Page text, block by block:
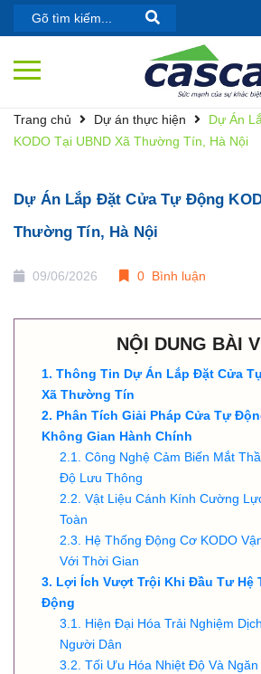
Trang chủ Dự án thực hiện
Dự Án
KODO Tại UBND Xã Thường Tín, Hà Nội
Dự Án Lắp Đặt Cửa Tự Động
Thường Tín, Hà Nội
09/06/2026 0 Bình luận
NỘI DUNG BÀI
Thông Tin Dự Án Lắp Đặt Cửa
Xã Thường Tín
Phân Tích Giải Pháp Cửa Tự
Không Gian Hành Chính
Công Nghệ Cảm Biến Mắt
Độ Lưu Thông
Vật Liệu Cánh Kính Cường
Toàn
Hệ Thống Động Cơ KODO
Với Thời Gian
Lợi Ích Vượt Trội Khi Đầu Tư Hệ
Động
Hiện Đại Hóa Trải Nghiệm
Người Dân
Tối Ưu Hóa Nhiệt Độ Và